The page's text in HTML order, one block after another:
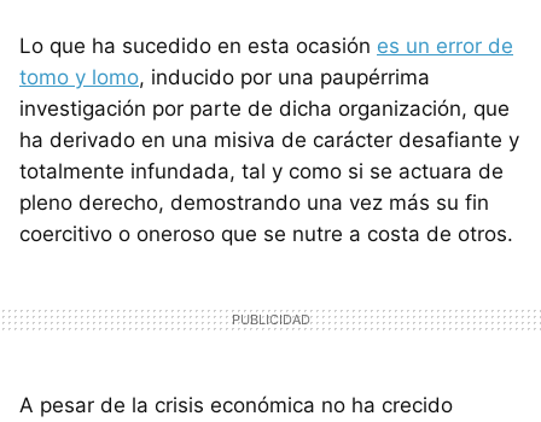
Lo que ha sucedido en esta ocasión es un error de
tomo y lomo, inducido por una paupérrima
investigación por parte de dicha organización, que
ha derivado en una misiva de carácter desafiante y
totalmente infundada, tal y como si se actuara de
pleno derecho, demostrando una vez más su fin
coercitivo o oneroso que se nutre a costa de otros.
A pesar de la crisis económica no ha crecido